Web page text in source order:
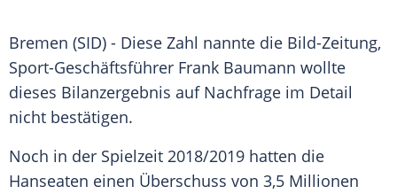
Bremen (SID) - Diese Zahl nannte die Bild-Zeitung,
Sport-Geschäftsführer Frank Baumann wollte
dieses Bilanzergebnis auf Nachfrage im Detail
nicht bestätigen.
Noch in der Spielzeit 2018/2019 hatten die
Hanseaten einen Überschuss von 3,5 Millionen